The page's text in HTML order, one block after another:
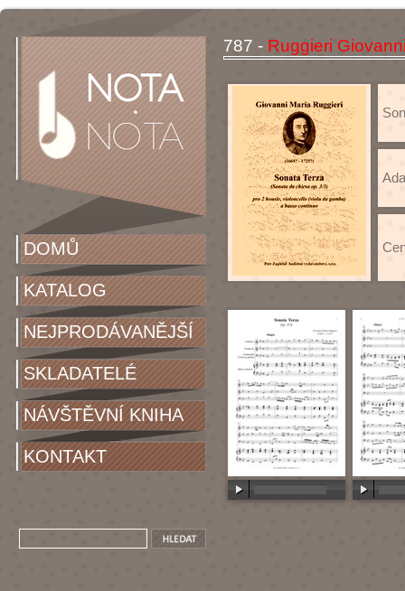
DOMŮ
KATALOG
NEJPRODÁVANĚJŠÍ
SKLADATELÉ
NÁVŠTĚVNÍ KNIHA
KONTAKT
787 - Ruggieri